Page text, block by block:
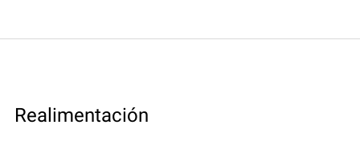
Realimentación